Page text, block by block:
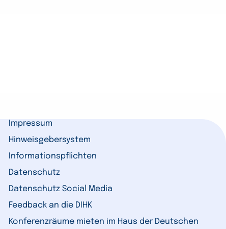
Impressum
Hinweisgebersystem
Informationspflichten
Datenschutz
Datenschutz Social Media
Feedback an die DIHK
Konferenzräume mieten im Haus der Deutschen